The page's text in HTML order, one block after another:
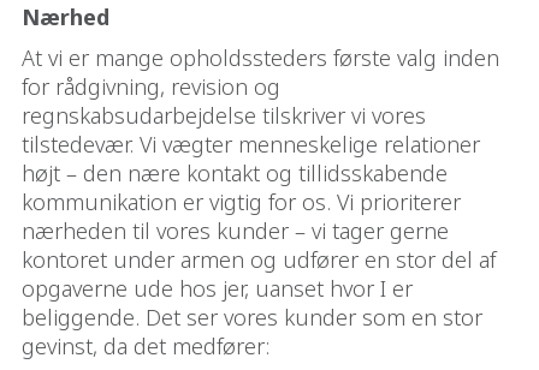
Nærhed
At vi er mange opholdssteders første valg inden
for rådgivning, revision og
regnskabsudarbejdelse tilskriver vi vores
tilstedevær. Vi vægter menneskelige relationer
højt – den nære kontakt og tillidsskabende
kommunikation er vigtig for os. Vi prioriterer
nærheden til vores kunder – vi tager gerne
kontoret under armen og udfører en stor del af
opgaverne ude hos jer, uanset hvor I er
beliggende. Det ser vores kunder som en stor
gevinst, da det medfører: